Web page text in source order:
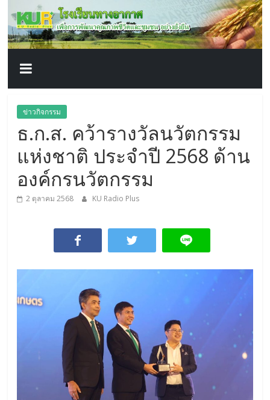
content
โรงเรียน
ทาง
อากาศ​
เพื่อ
พัฒนา
คุณภาพ
ชีวิต
ข่าวกิจกรรม
ธ.ก.ส. คว้ารางวัลนวัตกรรม
แห่งชาติ ประจำปี 2568 ด้าน
องค์กรนวัตกรรม
2 ตุลาคม 2568 KU Radio Plus